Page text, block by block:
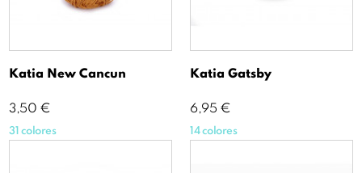
Katia New Cancun
Precio
3,50 €
31 colores
Katia Gatsby
Precio
6,95 €
14 colores